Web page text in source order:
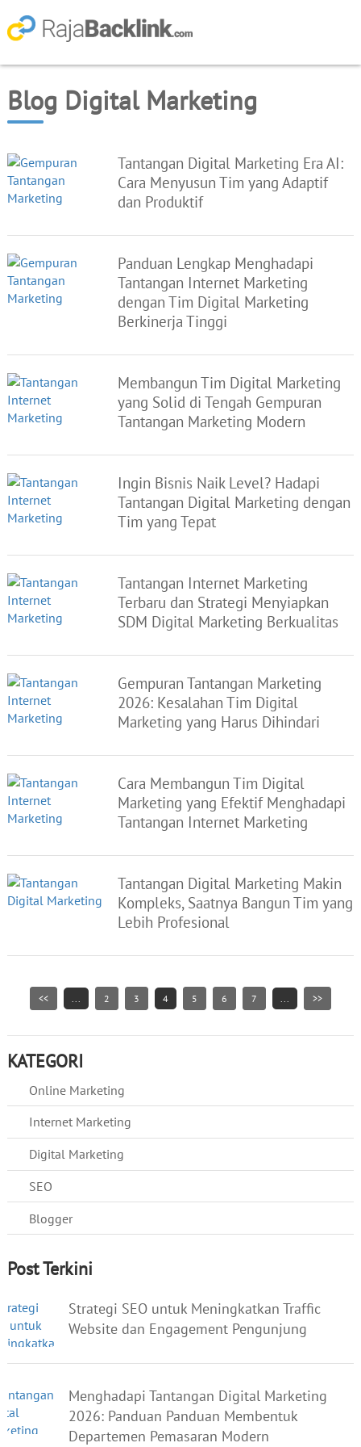
Blog Digital Marketing
Tantangan Digital Marketing Era AI:
Cara Menyusun Tim yang Adaptif
dan Produktif
Panduan Lengkap Menghadapi
Tantangan Internet Marketing
dengan Tim Digital Marketing
Berkinerja Tinggi
Membangun Tim Digital Marketing
yang Solid di Tengah Gempuran
Tantangan Marketing Modern
Ingin Bisnis Naik Level? Hadapi
Tantangan Digital Marketing dengan
Tim yang Tepat
Tantangan Internet Marketing
Terbaru dan Strategi Menyiapkan
SDM Digital Marketing Berkualitas
Gempuran Tantangan Marketing
2026: Kesalahan Tim Digital
Marketing yang Harus Dihindari
Cara Membangun Tim Digital
Marketing yang Efektif Menghadapi
Tantangan Internet Marketing
Tantangan Digital Marketing Makin
Kompleks, Saatnya Bangun Tim yang
Lebih Profesional
<< 2 3 4 5 6 7 >>
KATEGORI
Online Marketing
Internet Marketing
Digital Marketing
SEO
Blogger
Post Terkini
Strategi SEO untuk Meningkatkan Traffic
Website dan Engagement Pengunjung
Menghadapi Tantangan Digital Marketing
2026: Panduan Panduan Membentuk
Departemen Pemasaran Modern